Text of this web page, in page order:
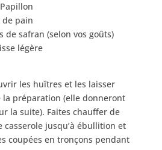
de pain
de safran (selon vos goûts)
légère
les huîtres et les laisser
la préparation (elle donneront
la suite). Faites chauffer de
casserole jusqu’à ébullition et
coupées en tronçons pendant